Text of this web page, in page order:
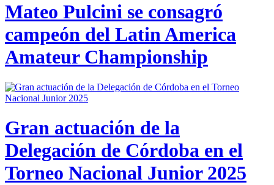
Mateo Pulcini se consagró
campeón del Latin America
Amateur Championship
Gran actuación de la
Delegación de Córdoba en el
Torneo Nacional Junior 2025